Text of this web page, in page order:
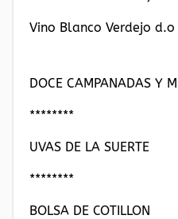
Vino Blanco Verdejo
DOCE CAMPANADAS Y
********
UVAS DE LA SUERTE
********
BOLSA DE COTILLON